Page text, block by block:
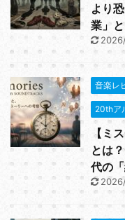
より
業」
音楽レ
20thア
【ミ
とは
代の